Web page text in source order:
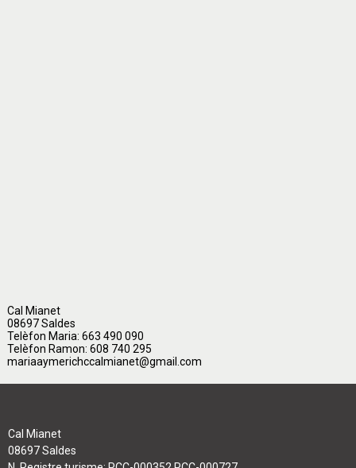
Cal Mianet
08697 Saldes
Telèfon Maria: 663 490 090
Telèfon Ramon: 608 740 295
mariaaymerichccalmianet@gmail.com
Cal Mianet
08697 Saldes